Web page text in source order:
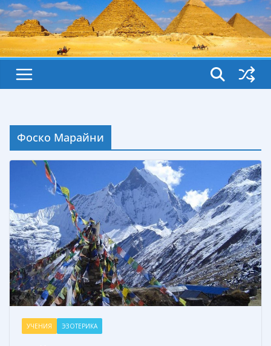
Фоско Марайни
УЧЕНИЯ ЭЗОТЕРИКА